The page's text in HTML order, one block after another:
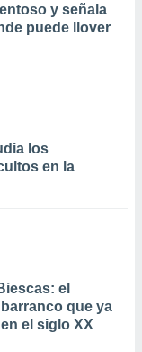
y señala
puede llover
los
en la
el
que ya
el siglo XX